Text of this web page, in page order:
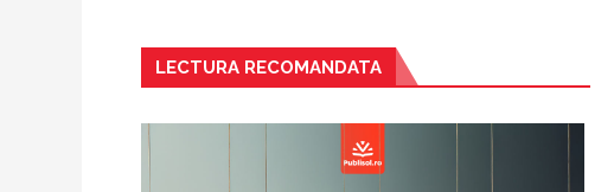
LECTURA RECOMANDATA